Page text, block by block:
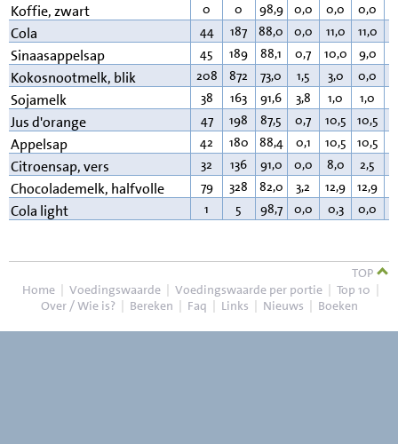
Koffie, zwart
0 0 98,9 0,0 0,0 0,0
Cola 44 187 88,0 0,0 11,0 11,0
Sinaasappelsap 45 189 88,1 0,7 10,0 9,0
Kokosnootmelk, blik 208 872 73,0 1,5 3,0 0,0
Sojamelk 38 163 91,6 3,8 1,0 1,0
Jus d'orange 47 198 87,5 0,7 10,5 10,5
Appelsap 42 180 88,4 0,1 10,5 10,5
Citroensap, vers 32 136 91,0 0,0 8,0 2,5
Chocolademelk, halfvolle 79 328 82,0 3,2 12,9 12,9
Cola light 1 5 98,7 0,0 0,3 0,0
TOP
Home | Voedingswaarde | Voedingswaarde per portie | Top 10 |
Over / Wie is? | Bereken | Faq | Links | Nieuws | Boeken